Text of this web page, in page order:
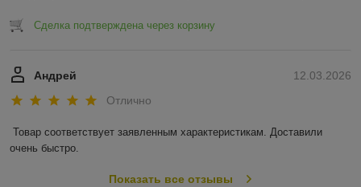
Сделка подтверждена через корзину
12.03.2026
Андрей
Отлично
Товар соответствует заявленным характеристикам. Доставили
очень быстро.
Показать все отзывы